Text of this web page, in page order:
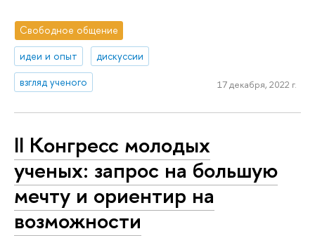
Свободное общение
идеи и опыт
дискуссии
взгляд ученого
17 декабря, 2022 г.
II Конгресс молодых
ученых: запрос на большую
мечту и ориентир на
возможности